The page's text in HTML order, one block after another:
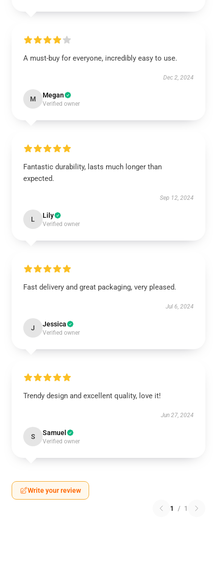
A must-buy for everyone, incredibly easy to use.
Dec 2, 2024
M Megan
Verified owner
Fantastic durability, lasts much longer than
expected.
Sep 12, 2024
L Lily
Verified owner
Fast delivery and great packaging, very pleased.
Jul 6, 2024
J Jessica
Verified owner
Trendy design and excellent quality, love it!
Jun 27, 2024
S Samuel
Verified owner
Write your review
1 / 1